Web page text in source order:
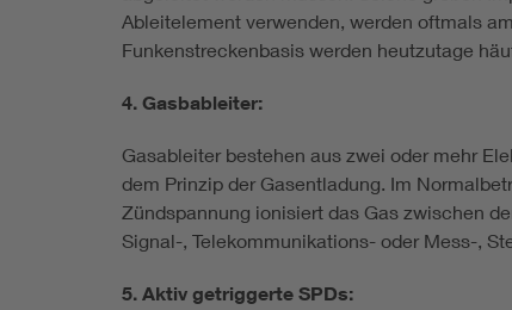
Ableitelement verwenden, werden oftmals
Funkenstreckenbasis werden heutzutage
4. Gasbableiter:
Gasableiter bestehen aus zwei oder mehr
dem Prinzip der Gasentladung. Im
Zündspannung ionisiert das Gas zwischen
Signal-, Telekommunikations- oder Mess-,
5. Aktiv getriggerte SPDs: